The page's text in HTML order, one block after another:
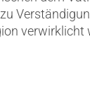
verwirklicht